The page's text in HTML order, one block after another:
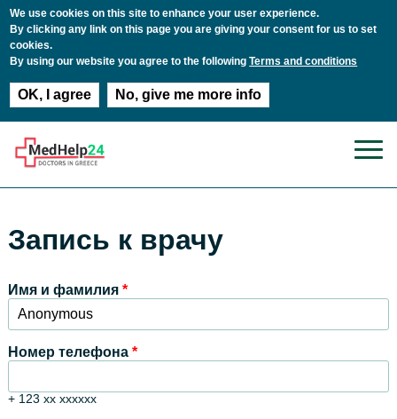
We use cookies on this site to enhance your user experience.
By clicking any link on this page you are giving your consent for us to set
cookies.
By using our website you agree to the followingTerms and conditions
OK, I agree No, give me more info
Запись к врачу
Имя и фамилия *
Номер телефона *
+ 123 xx xxxxxx